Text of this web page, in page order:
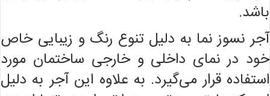
باشد.
آجر نسوز نما به دلیل تنوع رنگ و زیبایی خاص
خود در نمای داخلی و خارجی ساختمان مورد
استفاده قرار می‌گیرد. به علاوه این آجر به دلیل